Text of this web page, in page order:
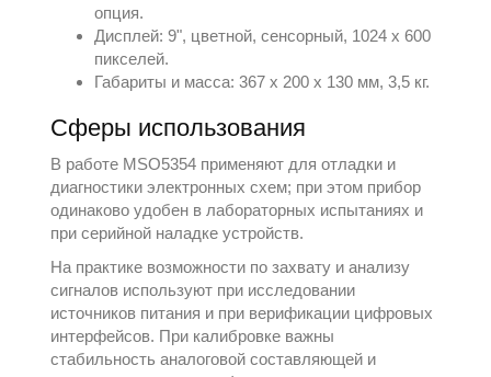
опция.
Дисплей: 9", цветной, сенсорный, 1024 х 600
пикселей.
Габариты и масса: 367 x 200 x 130 мм, 3,5 кг.
Сферы использования
В работе MSO5354 применяют для отладки и
диагностики электронных схем; при этом прибор
одинаково удобен в лабораторных испытаниях и
при серийной наладке устройств.
На практике возможности по захвату и анализу
сигналов используют при исследовании
источников питания и при верификации цифровых
интерфейсов. При калибровке важны
стабильность аналоговой составляющей и